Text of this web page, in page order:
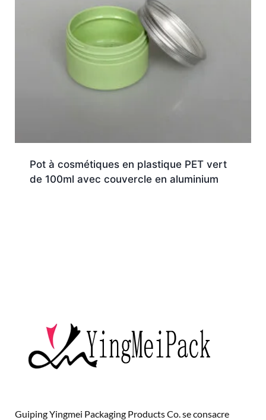
Pot à cosmétiques en plastique PET vert
de 100ml avec couvercle en aluminium
Guiping Yingmei Packaging Products Co. se consacre